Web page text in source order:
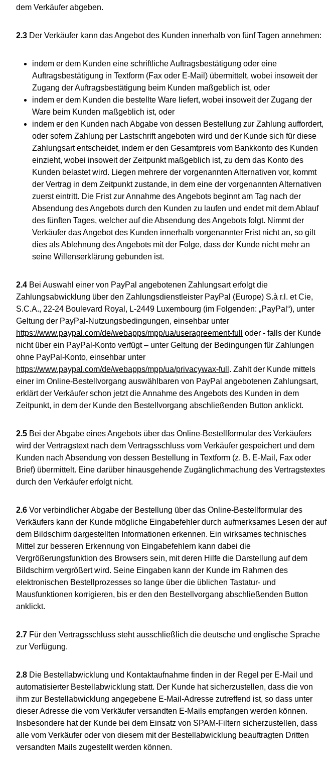
dem Verkäufer abgeben.
2.3 Der Verkäufer kann das Angebot des Kunden innerhalb von fünf Tagen annehmen:
indem er dem Kunden eine schriftliche Auftragsbestätigung oder eine
Auftragsbestätigung in Textform (Fax oder E-Mail) übermittelt, wobei insoweit der
Zugang der Auftragsbestätigung beim Kunden maßgeblich ist, oder
indem er dem Kunden die bestellte Ware liefert, wobei insoweit der Zugang der
Ware beim Kunden maßgeblich ist, oder
indem er den Kunden nach Abgabe von dessen Bestellung zur Zahlung auffordert,
oder sofern Zahlung per Lastschrift angeboten wird und der Kunde sich für diese
Zahlungsart entscheidet, indem er den Gesamtpreis vom Bankkonto des Kunden
einzieht, wobei insoweit der Zeitpunkt maßgeblich ist, zu dem das Konto des
Kunden belastet wird. Liegen mehrere der vorgenannten Alternativen vor, kommt
der Vertrag in dem Zeitpunkt zustande, in dem eine der vorgenannten Alternativen
zuerst eintritt. Die Frist zur Annahme des Angebots beginnt am Tag nach der
Absendung des Angebots durch den Kunden zu laufen und endet mit dem Ablauf
des fünften Tages, welcher auf die Absendung des Angebots folgt. Nimmt der
Verkäufer das Angebot des Kunden innerhalb vorgenannter Frist nicht an, so gilt
dies als Ablehnung des Angebots mit der Folge, dass der Kunde nicht mehr an
seine Willenserklärung gebunden ist.
2.4 Bei Auswahl einer von PayPal angebotenen Zahlungsart erfolgt die
Zahlungsabwicklung über den Zahlungsdienstleister PayPal (Europe) S.à r.l. et Cie,
S.C.A., 22-24 Boulevard Royal, L-2449 Luxembourg (im Folgenden: „PayPal“), unter
Geltung der PayPal-Nutzungsbedingungen, einsehbar unter
https://www.paypal.com/de/webapps/mpp/ua/useragreement-full
oder - falls der Kunde
nicht über ein PayPal-Konto verfügt – unter Geltung der Bedingungen für Zahlungen
ohne PayPal-Konto, einsehbar unter
https://www.paypal.com/de/webapps/mpp/ua/privacywax-full . Zahlt der Kunde mittels
einer im Online-Bestellvorgang auswählbaren von PayPal angebotenen Zahlungsart,
erklärt der Verkäufer schon jetzt die Annahme des Angebots des Kunden in dem
Zeitpunkt, in dem der Kunde den Bestellvorgang abschließenden Button anklickt.
2.5 Bei der Abgabe eines Angebots über das Online-Bestellformular des Verkäufers
wird der Vertragstext nach dem Vertragsschluss vom Verkäufer gespeichert und dem
Kunden nach Absendung von dessen Bestellung in Textform (z. B. E-Mail, Fax oder
Brief) übermittelt. Eine darüber hinausgehende Zugänglichmachung des Vertragstextes
durch den Verkäufer erfolgt nicht.
2.6 Vor verbindlicher Abgabe der Bestellung über das Online-Bestellformular des
Verkäufers kann der Kunde mögliche Eingabefehler durch aufmerksames Lesen der auf
dem Bildschirm dargestellten Informationen erkennen. Ein wirksames technisches
Mittel zur besseren Erkennung von Eingabefehlern kann dabei die
Vergrößerungsfunktion des Browsers sein, mit deren Hilfe die Darstellung auf dem
Bildschirm vergrößert wird. Seine Eingaben kann der Kunde im Rahmen des
elektronischen Bestellprozesses so lange über die üblichen Tastatur- und
Mausfunktionen korrigieren, bis er den den Bestellvorgang abschließenden Button
anklickt.
2.7 Für den Vertragsschluss steht ausschließlich die deutsche und englische Sprache
zur Verfügung.
2.8 Die Bestellabwicklung und Kontaktaufnahme finden in der Regel per E-Mail und
automatisierter Bestellabwicklung statt. Der Kunde hat sicherzustellen, dass die von
ihm zur Bestellabwicklung angegebene E-Mail-Adresse zutreffend ist, so dass unter
dieser Adresse die vom Verkäufer versandten E-Mails empfangen werden können.
Insbesondere hat der Kunde bei dem Einsatz von SPAM-Filtern sicherzustellen, dass
alle vom Verkäufer oder von diesem mit der Bestellabwicklung beauftragten Dritten
versandten Mails zugestellt werden können.